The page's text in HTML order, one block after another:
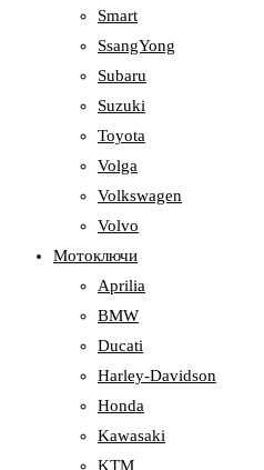
Smart
SsangYong
Subaru
Suzuki
Toyota
Volga
Volkswagen
Volvo
Мотоключи
Aprilia
BMW
Ducati
Harley-Davidson
Honda
Kawasaki
KTM